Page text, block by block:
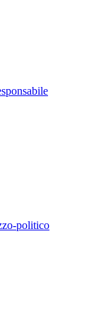
politico